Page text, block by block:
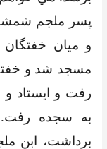
پسر ملجم
و ميان
مسجد شد و
رفت و ايستاد و
به سجده
برداشت، ابن